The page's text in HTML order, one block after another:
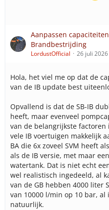
Aanpassen
Brandbestrijding
LordustOfficial 26 juli
Hola, het viel me op dat de
van de IB update best
Opvallend is dat de SB-IB
heeft, maar evenveel
van de belangrijkste factoren
vele IB voertuigen makkelijk
BA die 6x zoveel SVM heeft
als de IB versie, met maar
watertank. Dat is niet echt
wel realistisch ingedeeld, al
van de GB hebben 4000 liter
van 10000 l/min op 10 bar,
natuurlijk.